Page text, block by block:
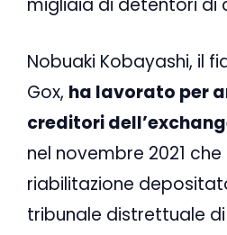
migliaia di detentori di
Nobuaki Kobayashi, il
Gox, ha lavorato per
creditori
nel novembre 2021
riabilitazione
tribunale distrettuale